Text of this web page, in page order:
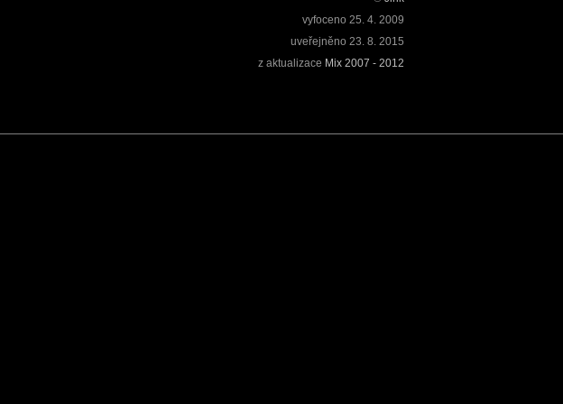
vyfoceno 25. 4. 2009
uveřejněno 23. 8. 2015
z aktualizace Mix 2007 - 2012